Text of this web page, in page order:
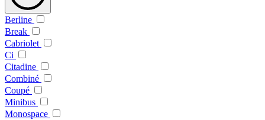
Berline
Break
Cabriolet
Ci
Citadine
Combiné
Coupé
Minibus
Monospace